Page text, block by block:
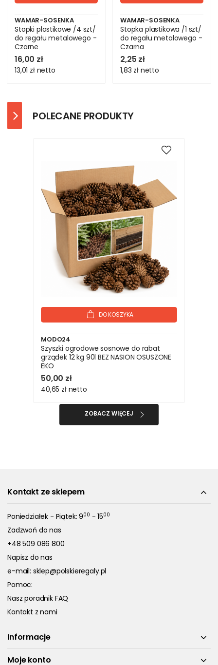
WAMAR-SOSENKA
Stopki plastikowe /4 szt/
do regału metalowego -
Czarne
16,00 zł
13,01 zł netto
WAMAR-SOSENKA
Stopka plastikowa /1 szt/
do regału metalowego -
Czarna
2,25 zł
1,83 zł netto
POLECANE PRODUKTY
DO KOSZYKA
MODO24
Szyszki ogrodowe sosnowe do rabat
grządek 12 kg 90l BEZ NASION OSUSZONE
EKO
50,00 zł
40,65 zł netto
ZOBACZ WIĘCEJ
Kontakt ze sklepem
Poniedziałek - Piątek: 900 - 1500
Zadzwoń do nas
+48 509 086 800
Napisz do nas
e-mail: sklep@polskieregaly.pl
Pomoc:
Nasz poradnik FAQ
Kontakt z nami
Informacje
Moje konto